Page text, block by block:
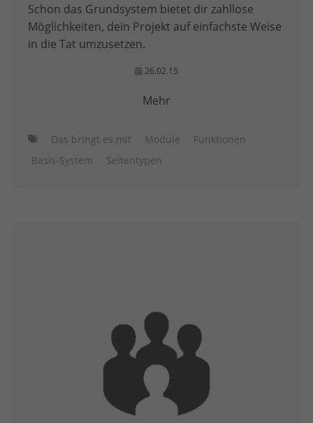
Schon das Grundsystem bietet dir zahllose
Möglichkeiten, dein Projekt auf einfachste Weise
in die Tat umzusetzen.
26.02.15
Mehr
Das bringt es mit Module
Funktionen
Basis-System
Seitentypen